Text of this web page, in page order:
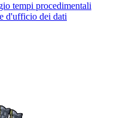
tempi procedimentali
d'ufficio dei dati